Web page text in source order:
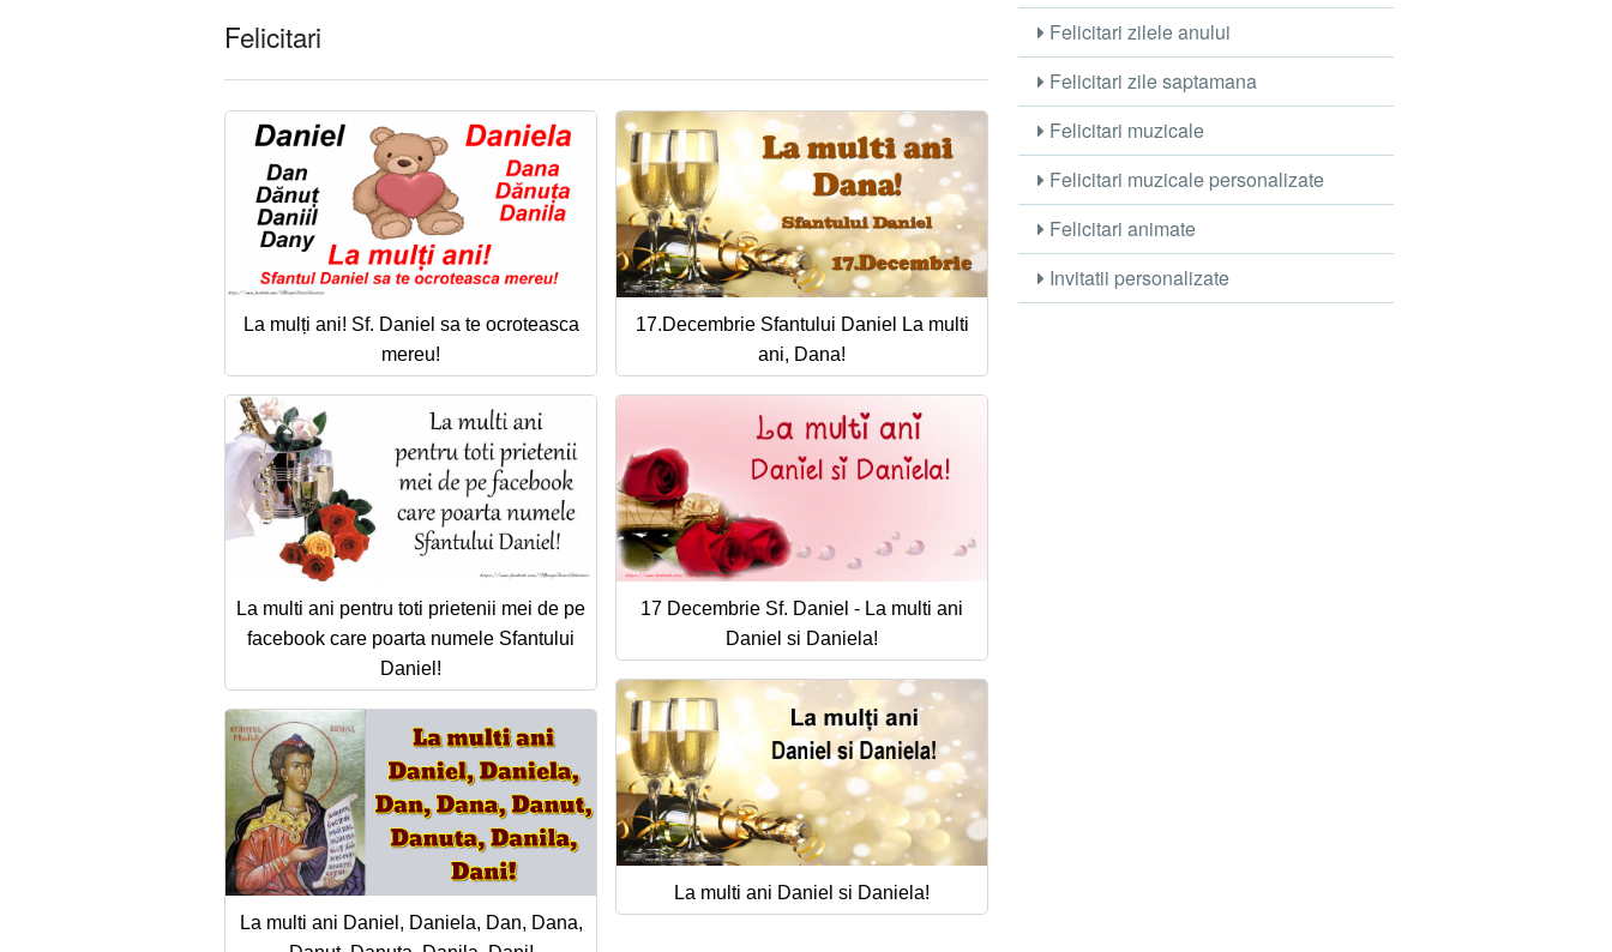
Felicitari
La mulți ani! Sf. Daniel sa te ocroteasca
mereu!
17.Decembrie Sfantului Daniel La multi
ani, Dana!
La multi ani pentru toti prietenii mei de pe
facebook care poarta numele Sfantului
Daniel!
17 Decembrie Sf. Daniel - La multi ani
Daniel si Daniela!
La multi ani Daniel si Daniela!
La multi ani Daniel, Daniela, Dan, Dana,
Felicitari zilele anului
Felicitari zile saptamana
Felicitari muzicale
Felicitari muzicale personalizate
Felicitari animate
Invitatii personalizate